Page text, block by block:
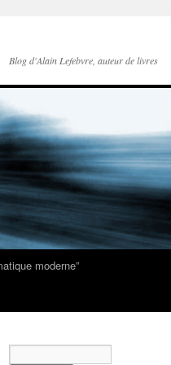
Blog d'Alain Lefebvre, auteur de livres
moderne”